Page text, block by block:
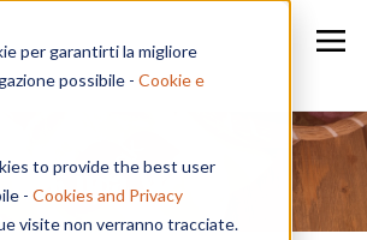
per garantirti la migliore
possibile - Cookie e
to provide the best user
- Cookies and Privacy
visite non verranno tracciate.
in a Week